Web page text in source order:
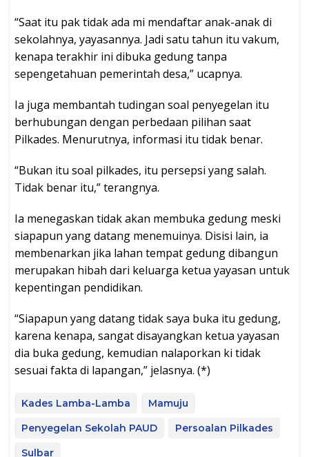
“Saat itu pak tidak ada mi mendaftar anak-anak di
sekolahnya, yayasannya. Jadi satu tahun itu vakum,
kenapa terakhir ini dibuka gedung tanpa
sepengetahuan pemerintah desa,” ucapnya.
Ia juga membantah tudingan soal penyegelan itu
berhubungan dengan perbedaan pilihan saat
Pilkades. Menurutnya, informasi itu tidak benar.
“Bukan itu soal pilkades, itu persepsi yang salah.
Tidak benar itu,” terangnya.
Ia menegaskan tidak akan membuka gedung meski
siapapun yang datang menemuinya. Disisi lain, ia
membenarkan jika lahan tempat gedung dibangun
merupakan hibah dari keluarga ketua yayasan untuk
kepentingan pendidikan.
“Siapapun yang datang tidak saya buka itu gedung,
karena kenapa, sangat disayangkan ketua yayasan
dia buka gedung, kemudian nalaporkan ki tidak
sesuai fakta di lapangan,” jelasnya. (*)
Kades Lamba-Lamba
Mamuju
Penyegelan Sekolah PAUD
Persoalan Pilkades
Sulbar